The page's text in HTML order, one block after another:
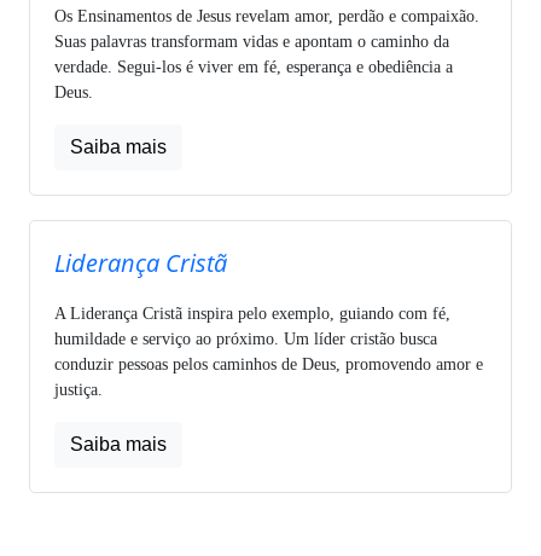
Os Ensinamentos de Jesus revelam amor, perdão e compaixão.
Suas palavras transformam vidas e apontam o caminho da
verdade. Segui-los é viver em fé, esperança e obediência a
Deus.
Saiba mais
Liderança Cristã
A Liderança Cristã inspira pelo exemplo, guiando com fé,
humildade e serviço ao próximo. Um líder cristão busca
conduzir pessoas pelos caminhos de Deus, promovendo amor e
justiça.
Saiba mais